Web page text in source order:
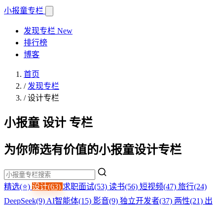
小报童专栏
发现专栏 New
排行榜
博客
首页
/ 发现专栏
/设计专栏
小报童 设计 专栏
为你筛选有价值的小报童设计专栏
精选(⭐) 设计(63) 求职面试(53) 读书(56) 短视频(47) 旅行(24)
DeepSeek(9) AI智能体(15) 影音(9) 独立开发者(37) 两性(21) 出